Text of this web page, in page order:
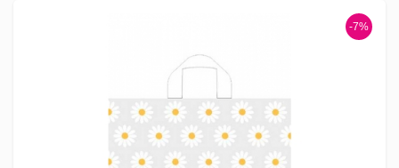
-7%